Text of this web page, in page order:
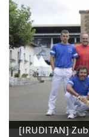
[IRUDITAN]